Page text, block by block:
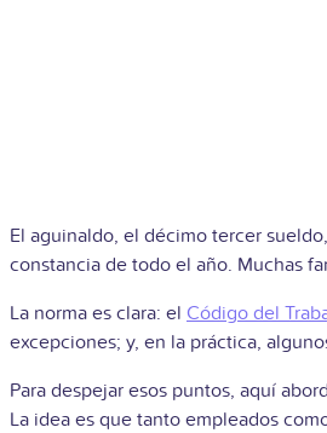
El aguinaldo, el décimo tercer
constancia de todo el año. Muchas
La norma es clara: el Código del
excepciones; y, en la práctica,
Para despejar esos puntos, aquí
La idea es que tanto empleados